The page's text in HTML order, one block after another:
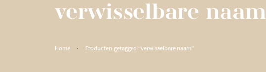
verwisselbare naam
Home · Producten getagged “verwisselbare naam”